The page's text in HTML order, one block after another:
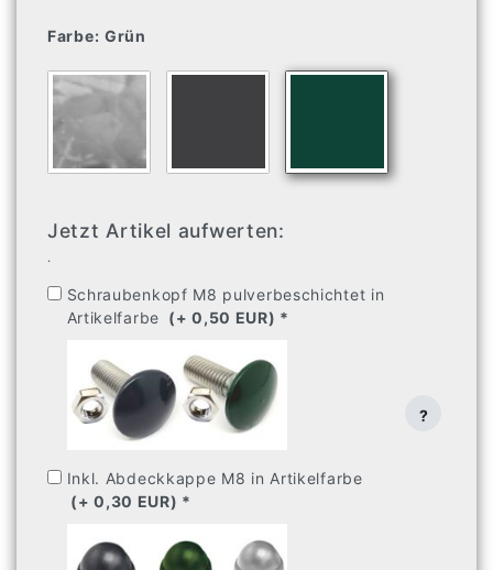
Farbe: Grün
Jetzt Artikel aufwerten:
.
Schraubenkopf M8 pulverbeschichtet in
Artikelfarbe (+ 0,50 EUR) *
Inkl. Abdeckkappe M8 in Artikelfarbe
(+ 0,30 EUR) *
?